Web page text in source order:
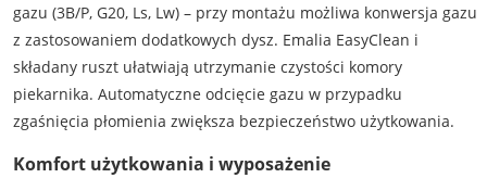
gazu (3B/P, G20, Ls, Lw) – przy montażu możliwa konwersja gazu
z zastosowaniem dodatkowych dysz. Emalia EasyClean i
składany ruszt ułatwiają utrzymanie czystości komory
piekarnika. Automatyczne odcięcie gazu w przypadku
zgaśnięcia płomienia zwiększa bezpieczeństwo użytkowania.
Komfort użytkowania i wyposażenie